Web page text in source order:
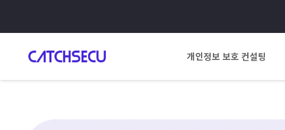
개인정보 보호 컨설팅